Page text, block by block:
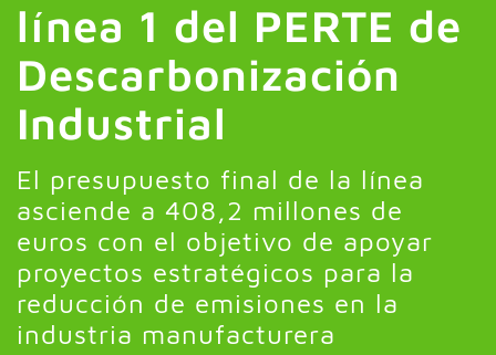
línea 1 del PERTE de
Descarbonización
Industrial
El presupuesto final de la línea
asciende a 408,2 millones de
euros con el objetivo de apoyar
proyectos estratégicos para la
reducción de emisiones en la
industria manufacturera